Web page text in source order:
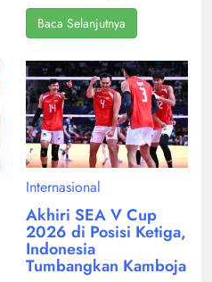
Baca Selanjutnya
Internasional
Akhiri SEA V Cup
2026 di Posisi Ketiga,
Indonesia
Tumbangkan Kamboja